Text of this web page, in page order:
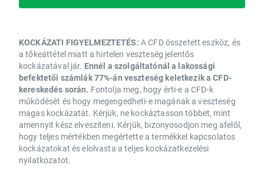
KOCKÁZATI FIGYELMEZTETÉS: A CFD összetett eszköz, és
a tőkeáttétel miatt a hirtelen veszteség jelentős
kockázatával jár. Ennél a szolgáltatónál a lakossági
befektetői számlák 77%-án veszteség keletkezik a CFD-
kereskedés során. Fontolja meg, hogy érti-e a CFD-k
működését és hogy megengedheti-e magának a veszteség
magas kockázatát. Kérjük, ne kockáztasson többet, mint
amennyit kész elveszíteni. Kérjük, bizonyosodjon meg afelől,
hogy teljes mértékben megértette a termékkel kapcsolatos
kockázatokat és elolvasta a teljes kockázatkezelési
nyilatkozatot.